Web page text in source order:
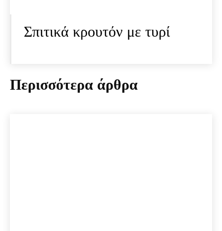
Σπιτικά κρουτόν με τυρί
Περισσότερα άρθρα